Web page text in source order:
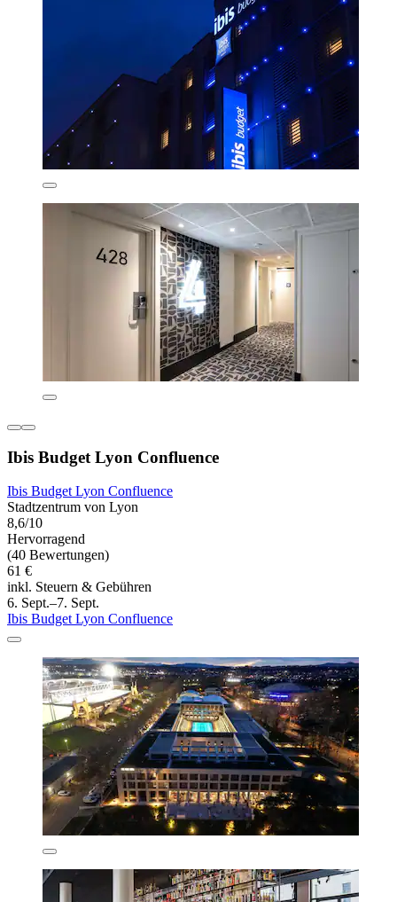
Ibis Budget Lyon Confluence
Ibis Budget Lyon Confluence
Stadtzentrum von Lyon
8,6/10
Hervorragend
(40 Bewertungen)
61 €
inkl. Steuern & Gebühren
6. Sept.–7. Sept.
Ibis Budget Lyon Confluence